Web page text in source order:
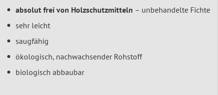
absolut frei von Holzschutzmitteln – unbehandelte Fichte
sehr leicht
saugfähig
ökologisch, nachwachsender Rohstoff
biologisch abbaubar